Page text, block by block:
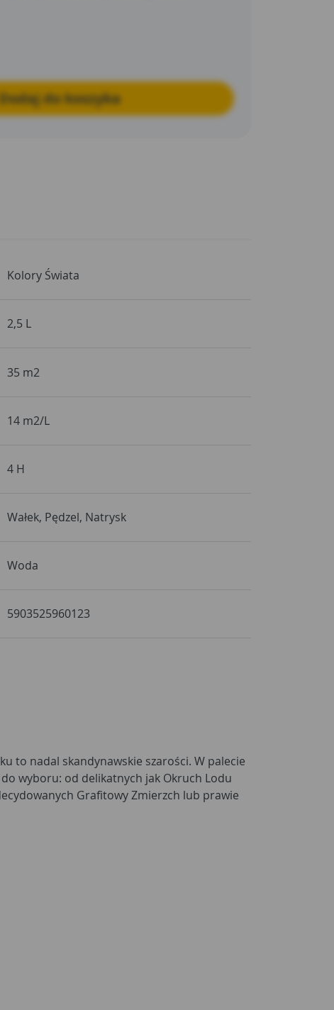
Dodaj do koszyka
Kolory Świata
2,5 L
35 m2
14 m2/L
4 H
Wałek, Pędzel, Natrysk
Woda
5903525960123